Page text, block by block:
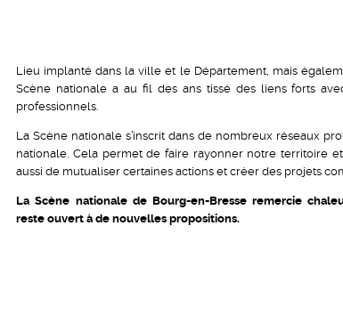
Lieu implanté dans la ville et le Département, mais
Scène nationale a au fil des ans tissé des liens forts
professionnels.
La Scène nationale s’inscrit dans de nombreux réseaux
nationale. Cela permet de faire rayonner notre territoire
aussi de mutualiser certaines actions et créer des projets
La Scène nationale de Bourg-en-Bresse remercie
reste ouvert à de nouvelles propositions.